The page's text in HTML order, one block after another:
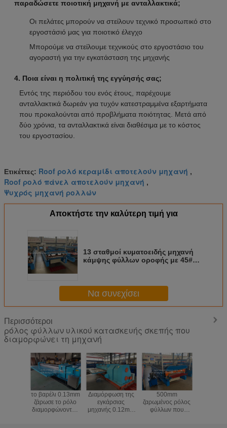
παραδώσετε ποιοτική μηχανή με ανταλλακτικά;
Οι πελάτες μπορούν να στείλουν τεχνικό προσωπικό στο
εργοστάσιό μας για ποιοτικό έλεγχο
Μπορούμε να στείλουμε τεχνικούς στο εργοστάσιο του
αγοραστή για την εγκατάσταση της μηχανής
4. Ποια είναι η πολιτική της εγγύησής σας;
Εντός της περιόδου του ενός έτους, παρέχουμε
ανταλλακτικά δωρεάν για τυχόν κατεστραμμένα εξαρτήματα
που προκαλούνται από προβλήματα ποιότητας. Μετά από
δύο χρόνια, τα ανταλλακτικά είναι διαθέσιμα με το κόστος
του εργοστασίου.
Ετικέττες: Roof ρολό κεραμίδι αποτελούν μηχανή ,
Roof ρολό πάνελ αποτελούν μηχανή ,
Ψυχρός μηχανή ρολλών
Αποκτήστε την καλύτερη τιμή για
13 σταθμοί κυματοειδής μηχανή
κάμψης φύλλων οροφής με 45#
15-20m/min
Να συνεχίσει
Περισσότεροι
ρόλος φύλλων υλικού κατασκευής σκεπής που
διαμορφώνει τη μηχανή
Ρόλος φύλλων
PPGI που
διαμορφώνει τον
Ζαρωμένος ρόλος
επιτροπής που
διαμορφώνει τη
914mm πλάτος
κυλίνδρου G550
οροφή φύλλο